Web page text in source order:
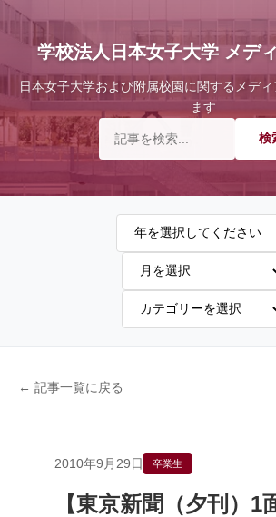
学校法人日本女子大学 メデ
日本女子大学および附属校園に関するメデ
ます
← 記事一覧に戻る
2010年9月29日 卒業生
【東京新聞（夕刊）1